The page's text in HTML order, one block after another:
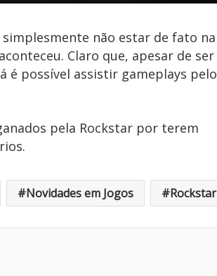
não estar de fato na
Claro que, apesar de ser
é possível assistir gameplays pelo
pela Rockstar por terem
Novidades em Jogos Rockstar